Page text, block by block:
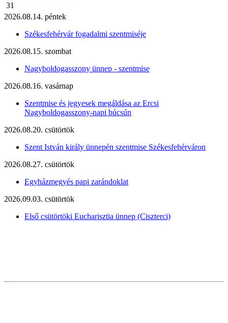
31
2026.08.14. péntek
Székesfehérvár fogadalmi szentmiséje
2026.08.15. szombat
Nagyboldogasszony ünnep - szentmise
2026.08.16. vasárnap
Szentmise és jegyesek megáldása az Ercsi
Nagyboldogasszony-napi búcsún
2026.08.20. csütörtök
Szent István király ünnepén szentmise Székesfehérváron
2026.08.27. csütörtök
Egyházmegyés papi zarándoklat
2026.09.03. csütörtök
Első csütörtöki Eucharisztia ünnep (Ciszterci)